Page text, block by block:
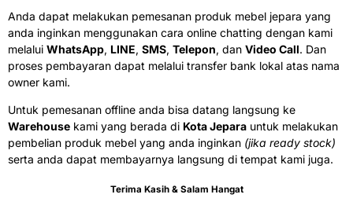
Anda dapat melakukan pemesanan produk mebel jepara yang
anda inginkan menggunakan cara online chatting dengan kami
melalui WhatsApp, LINE, SMS, Telepon, dan Video Call. Dan
proses pembayaran dapat melalui transfer bank lokal atas nama
owner kami.
Untuk pemesanan offline anda bisa datang langsung ke
Warehouse kami yang berada di Kota Jepara untuk melakukan
pembelian produk mebel yang anda inginkan (jika ready stock)
serta anda dapat membayarnya langsung di tempat kami juga.
Terima Kasih & Salam Hangat